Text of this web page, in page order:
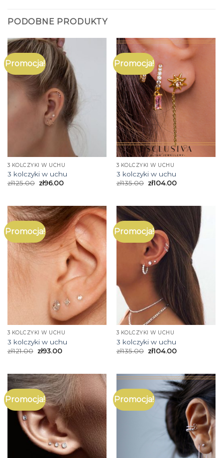
PODOBNE PRODUKTY
Promocja!
3 KOLCZYKI W UCHU
3 kolczyki w uchu
zł125.00 zł96.00
Promocja!
3 KOLCZYKI W UCHU
3 kolczyki w uchu
zł135.00 zł104.00
Promocja!
3 KOLCZYKI W UCHU
3 kolczyki w uchu
zł121.00 zł93.00
Promocja!
3 KOLCZYKI W UCHU
3 kolczyki w uchu
zł135.00 zł104.00
Promocja! Promocja!